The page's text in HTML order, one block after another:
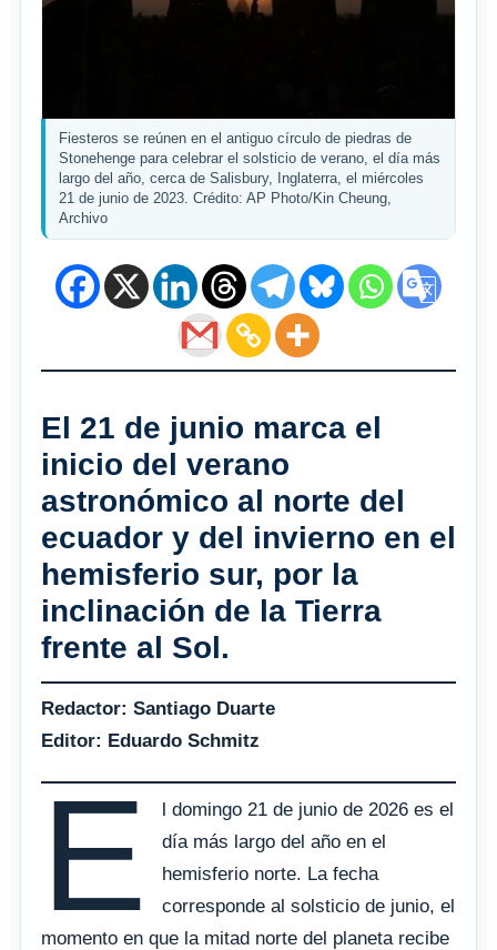
Fiesteros se reúnen en el antiguo círculo de piedras de
Stonehenge para celebrar el solsticio de verano, el día más
largo del año, cerca de Salisbury, Inglaterra, el miércoles
21 de junio de 2023. Crédito: AP Photo/Kin Cheung,
Archivo
El 21 de junio marca el
inicio del verano
astronómico al norte del
ecuador y del invierno en el
hemisferio sur, por la
inclinación de la Tierra
frente al Sol.
Redactor: Santiago Duarte
Editor: Eduardo Schmitz
E
l domingo 21 de junio de 2026 es el
día más largo del año en el
hemisferio norte. La fecha
corresponde al solsticio de junio, el
momento en que la mitad norte del planeta recibe